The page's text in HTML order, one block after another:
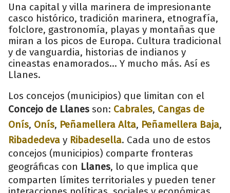
Una capital y villa marinera de impresionante
casco histórico, tradición marinera, etnografía,
folclore, gastronomía, playas y montañas que
miran a los picos de Europa. Cultura tradicional
y de vanguardia, historias de indianos y
cineastas enamorados... Y mucho más. Así es
Llanes.
Los concejos (municipios) que limitan con el
Concejo de Llanes son: Cabrales, Cangas de
Onís, Onís, Peñamellera Alta, Peñamellera Baja,
Ribadedeva y Ribadesella. Cada uno de estos
concejos (municipios) comparte fronteras
geográficas con Llanes, lo que implica que
comparten límites territoriales y pueden tener